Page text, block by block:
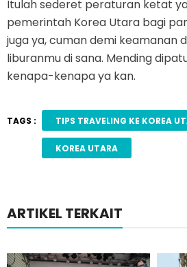
Itulah sederet peraturan ketat
pemerintah Korea Utara bagi
juga ya, cuman demi keamanan
liburanmu di sana. Mending
kenapa-kenapa ya kan.
TAGS : TIPS TRAVELING KE KOREA
KOREA UTARA
ARTIKEL TERKAIT